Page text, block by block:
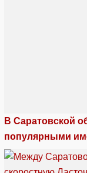
В Саратовской
популярными